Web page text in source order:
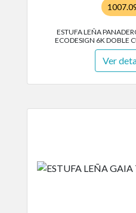
ESTUFA LEÑA
ECODESIGN 6K DOBLE
Ver